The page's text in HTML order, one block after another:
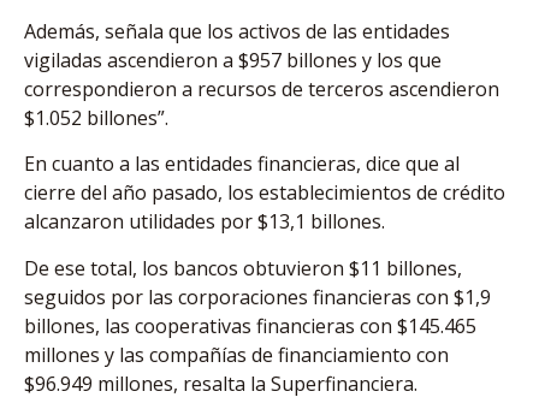
Además, señala que los activos de las entidades
vigiladas ascendieron a $957 billones y los que
correspondieron a recursos de terceros ascendieron
$1.052 billones”.
En cuanto a las entidades financieras, dice que al
cierre del año pasado, los establecimientos de crédito
alcanzaron utilidades por $13,1 billones.
De ese total, los bancos obtuvieron $11 billones,
seguidos por las corporaciones financieras con $1,9
billones, las cooperativas financieras con $145.465
millones y las compañías de financiamiento con
$96.949 millones, resalta la Superfinanciera.